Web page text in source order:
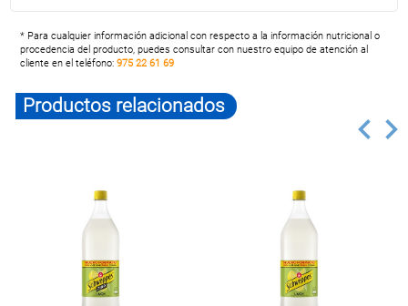
* Para cualquier información adicional con respecto a la información nutricional o
procedencia del producto, puedes consultar con nuestro equipo de atención al
cliente en el teléfono:975 22 61 69
Productos relacionados